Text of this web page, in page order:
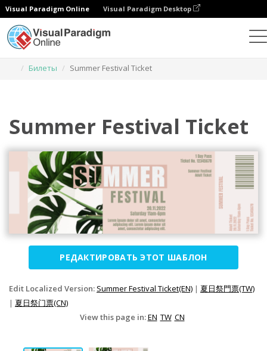
Visual Paradigm Online Visual Paradigm Desktop
Билеты
Summer Festival Ticket
Summer Festival Ticket
РЕДАКТИРОВАТЬ ЭТОТ ШАБЛОН
Edit Localized Version: Summer Festival Ticket(EN) | 夏日祭門票(TW)
| 夏日祭门票(CN)
View this page in:EN TW CN